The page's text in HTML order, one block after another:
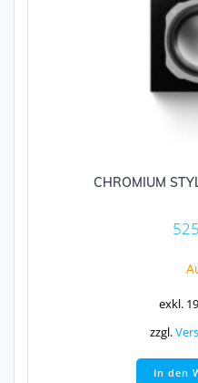
CHROMIUM
exkl.
zzgl.
In den